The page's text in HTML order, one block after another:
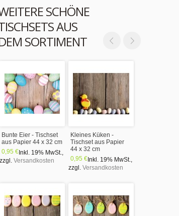
SCHÖNE
AUS
SORTIMENT
Bunte Eier - Tischset
aus Papier 44 x 32 cm
0,95 € Inkl. 19% MwSt.,
zzgl. Versandkosten
Kleines Küken -
Tischset aus Papier
44 x 32 cm
0,95 € Inkl. 19% MwSt.,
zzgl. Versandkosten